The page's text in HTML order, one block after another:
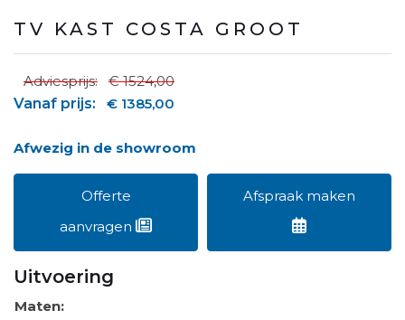
TV KAST COSTA GROOT
Adviesprijs:
€ 1524,00
Vanaf prijs:
€ 1385,00
Afwezig in de showroom
Offerte
aanvragen
Afspraak maken
Uitvoering
Maten: